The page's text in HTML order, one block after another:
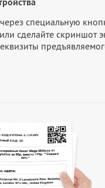
через специальную
сделайте скриншот